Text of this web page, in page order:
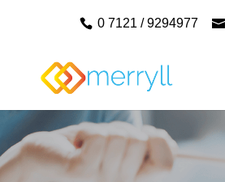
0 7121 / 9294977